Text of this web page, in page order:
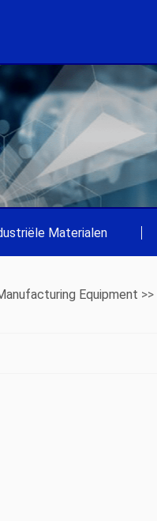
Materialen
Equipment >>